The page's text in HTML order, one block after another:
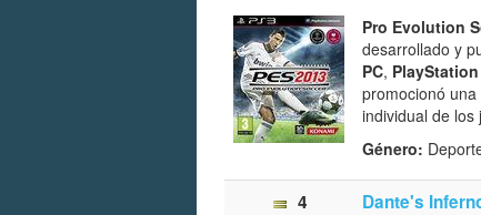
Pro Evolution
desarrollado y
PC,
promocionó
individual de los
Género:
4 Dante's